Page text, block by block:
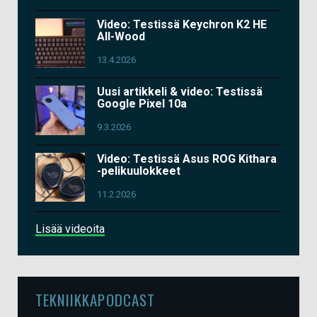
Video: Testissä Keychron K2 HE
All-Wood
13.4.2026
Uusi artikkeli & video: Testissä
Google Pixel 10a
9.3.2026
Video: Testissä Asus ROG Kithara
-pelikuulokkeet
11.2.2026
Lisää videoita
TEKNIIKKAPODCAST